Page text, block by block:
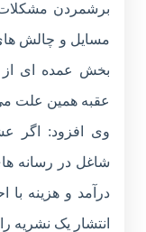
برشمردن
مسایل و چالش
بخش عمده ای
عقبه همین علت
وی افزود: اگر
شاغل در رسانه
درآمد و هزینه
انتشار یک نشریه